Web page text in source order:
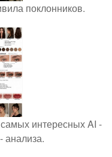
поклонников.
интересных AI -
анализа.